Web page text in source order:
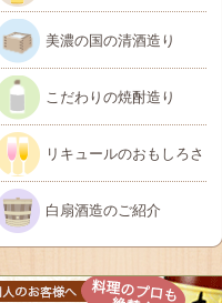
美濃の国の清酒造り
こだわりの焼酎造り
リキュールのおもしろさ
白扇酒造のご紹介